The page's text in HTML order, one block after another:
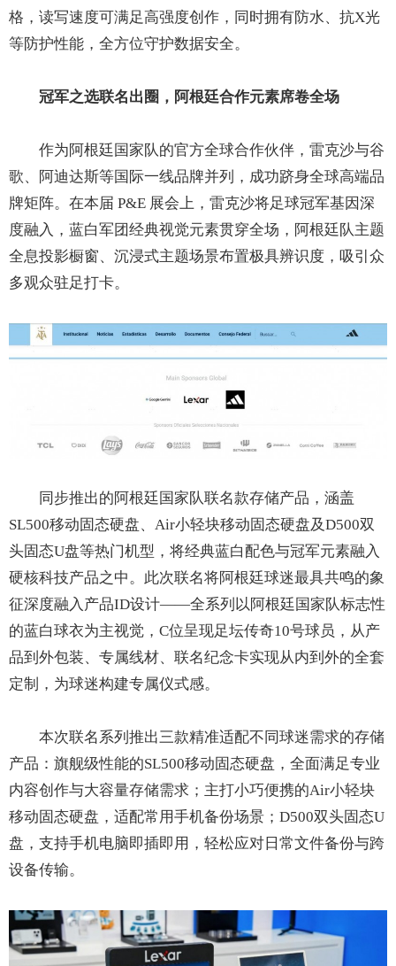
格，读写速度可满足高强度创作，同时拥有防水、抗X光
等防护性能，全方位守护数据安全。
冠军之选联名出圈，阿根廷合作元素席卷全场
作为阿根廷国家队的官方全球合作伙伴，雷克沙与谷
歌、阿迪达斯等国际一线品牌并列，成功跻身全球高端品
牌矩阵。在本届 P&E 展会上，雷克沙将足球冠军基因深
度融入，蓝白军团经典视觉元素贯穿全场，阿根廷队主题
全息投影橱窗、沉浸式主题场景布置极具辨识度，吸引众
多观众驻足打卡。
同步推出的阿根廷国家队联名款存储产品，涵盖
SL500移动固态硬盘、Air小轻块移动固态硬盘及D500双
头固态U盘等热门机型，将经典蓝白配色与冠军元素融入
硬核科技产品之中。此次联名将阿根廷球迷最具共鸣的象
征深度融入产品ID设计——全系列以阿根廷国家队标志性
的蓝白球衣为主视觉，C位呈现足坛传奇10号球员，从产
品到外包装、专属线材、联名纪念卡实现从内到外的全套
定制，为球迷构建专属仪式感。
本次联名系列推出三款精准适配不同球迷需求的存储
产品：旗舰级性能的SL500移动固态硬盘，全面满足专业
内容创作与大容量存储需求；主打小巧便携的Air小轻块
移动固态硬盘，适配常用手机备份场景；D500双头固态U
盘，支持手机电脑即插即用，轻松应对日常文件备份与跨
设备传输。